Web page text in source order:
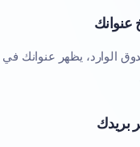
الوارد، يظهر عنوانك في